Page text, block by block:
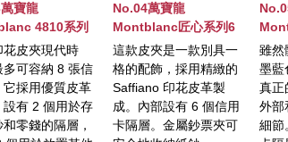
No.04萬寶龍
Montblanc匠心系列6
卡式皮夾，附鈔票夾型
15卡式皮夾
這款皮夾是一款別具一
格的配飾，採用精緻的
Saffiano 印花皮革製
成。內部設有 6 個信用
卡隔層。金屬鈔票夾可
No.05萬寶龍
Montblanc匠心系列卡
夾，4卡式
雖然體積小巧，但這款
墨藍色皮革卡夾是一個
真正的多功能夥伴，其
外部和內部都有功能性
細節。裡面有 3 個信用